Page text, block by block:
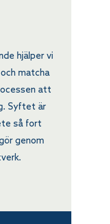
hjälper vi
matcha
att
Syftet är
så fort
genom